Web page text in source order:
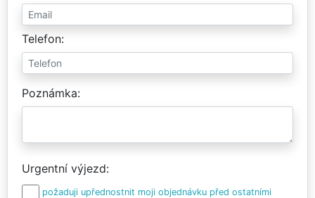
Telefon
Poznámka
Urgentní výjezd
požaduji upřednostnit moji objednávku před ostatními